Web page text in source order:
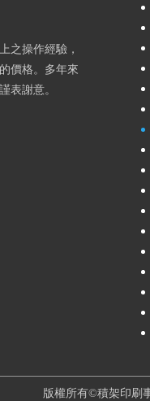
之操作經驗，
價格。多年來
表謝意。
版權所有©積架印刷